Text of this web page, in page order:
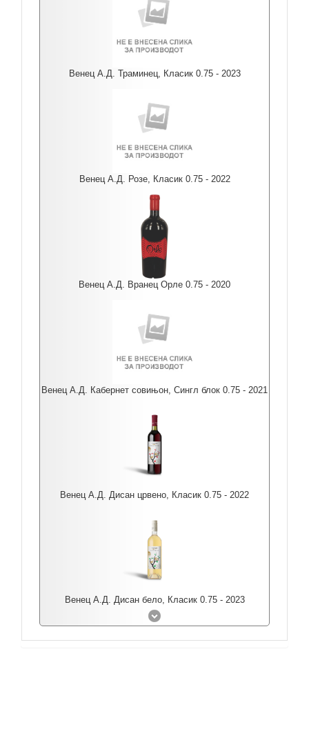
Венец А.Д. Траминец, Класик 0.75 - 2023
Венец А.Д. Розе, Класик 0.75 - 2022
Венец А.Д. Вранец Орле 0.75 - 2020
Венец А.Д. Кабернет совињон, Сингл блок 0.75 - 2021
Венец А.Д. Дисан црвено, Класик 0.75 - 2022
Венец А.Д. Дисан бело, Класик 0.75 - 2023